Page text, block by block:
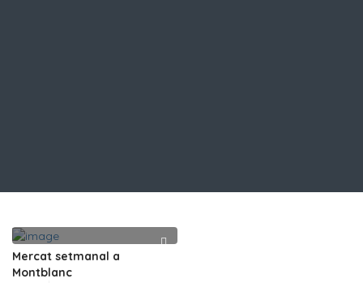
Mercat setmanal a
Montblanc